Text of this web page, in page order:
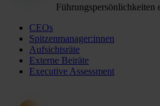
Führungspersönlichkeiten
CEOs
Spitzenmanager:innen
Aufsichtsräte
Externe Beiräte
Executive Assessment